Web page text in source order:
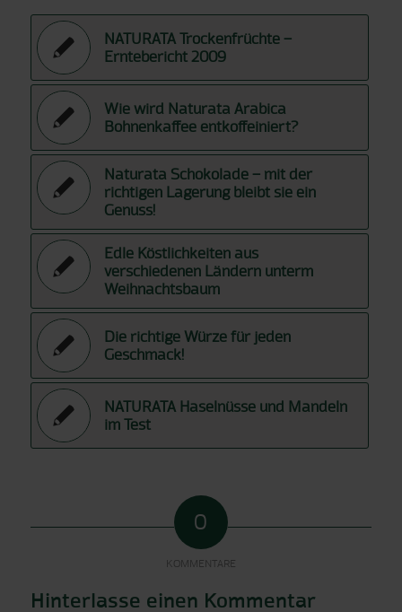
NATURATA Trockenfrüchte –
Erntebericht 2009
Wie wird Naturata Arabica
Bohnenkaffee entkoffeiniert?
Naturata Schokolade – mit der
richtigen Lagerung bleibt sie ein
Genuss!
Edle Köstlichkeiten aus
verschiedenen Ländern unterm
Weihnachtsbaum
Die richtige Würze für jeden
Geschmack!
NATURATA Haselnüsse und Mandeln
im Test
0
KOMMENTARE
Hinterlasse einen Kommentar